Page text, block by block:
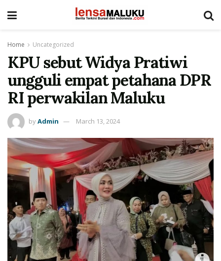
Home Uncategorized
KPU sebut Widya Pratiwi
ungguli empat petahana DPR
RI perwakilan Maluku
byAdmin March 13, 2024